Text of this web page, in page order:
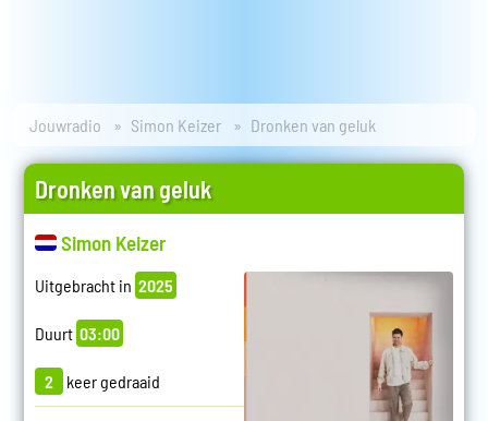
Jouwradio Simon Keizer Dronken van geluk
Dronken van geluk
Simon Keizer
Uitgebracht in 2025
Duurt 03:00
2 keer gedraaid